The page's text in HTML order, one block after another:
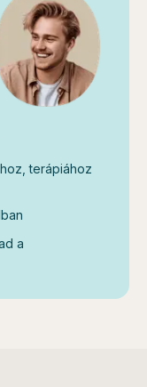
terápiához
a